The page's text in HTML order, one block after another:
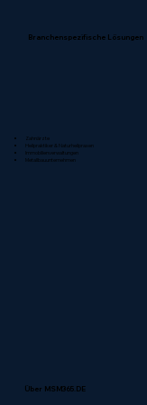
Branchenspezifische Lösungen
Über MSM365.DE
Zahnärzte
Heilpraktiker & Naturheilpraxen
Immobilienverwaltungen
Metallbauunternehmen